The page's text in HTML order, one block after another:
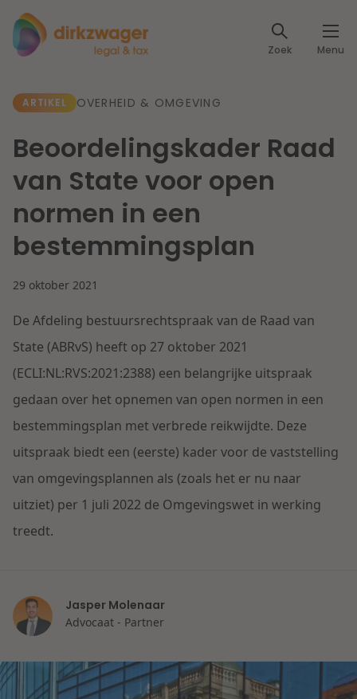
Zoek Menu
Expertises
Fiscaal
Arbeid & Pensioen
IE & Innovatie
Herstructurering & Insolventie
Energie
Zorg & Sociaal domein
Vastgoed
Aanbesteding & Mededinging
Aansprakelijkheid & Verzekering
Lees meer
Dichtbij de kansen en uitdagingen in de
woningbouw
Lees meer
Dichtbij de wendbare onderneming
Artikelen
Klantcases
Events
Specialisten
Internationale partners
Werken bij
Contact
Nederlands
ARTIKEL OVERHEID & OMGEVING
Beoordelingskader Raad
van State voor open
normen in een
bestemmingsplan
29 oktober 2021
De Afdeling bestuursrechtspraak van de Raad van
State (ABRvS) heeft op 27 oktober 2021
(ECLI:NL:RVS:2021:2388) een belangrijke uitspraak
gedaan over het opnemen van open normen in een
bestemmingsplan met verbrede reikwijdte. Deze
uitspraak biedt een (eerste) kader voor de vaststelling
van omgevingsplannen als (zoals het er nu naar
uitziet) per 1 juli 2022 de Omgevingswet in werking
treedt.
Jasper Molenaar
Advocaat - Partner